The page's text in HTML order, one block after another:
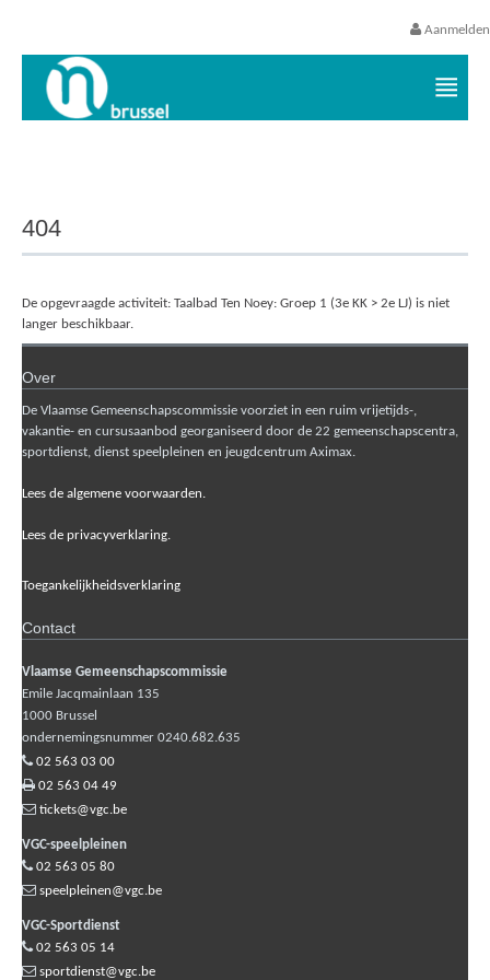
Aanmelden
404
De opgevraagde activiteit: Taalbad Ten Noey: Groep 1 (3e KK > 2e LJ) is niet
langer beschikbaar.
Over
De Vlaamse Gemeenschapscommissie voorziet in een ruim vrijetijds-,
vakantie- en cursusaanbod georganiseerd door de 22 gemeenschapscentra,
sportdienst, dienst speelpleinen en jeugdcentrum Aximax.
Lees de algemene voorwaarden.
Lees de privacyverklaring.
Toegankelijkheidsverklaring
Contact
Vlaamse Gemeenschapscommissie
Emile Jacqmainlaan 135
1000 Brussel
ondernemingsnummer 0240.682.635
02 563 03 00
02 563 04 49
tickets@vgc.be
VGC-speelpleinen
02 563 05 80
speelpleinen@vgc.be
VGC-Sportdienst
02 563 05 14
sportdienst@vgc.be